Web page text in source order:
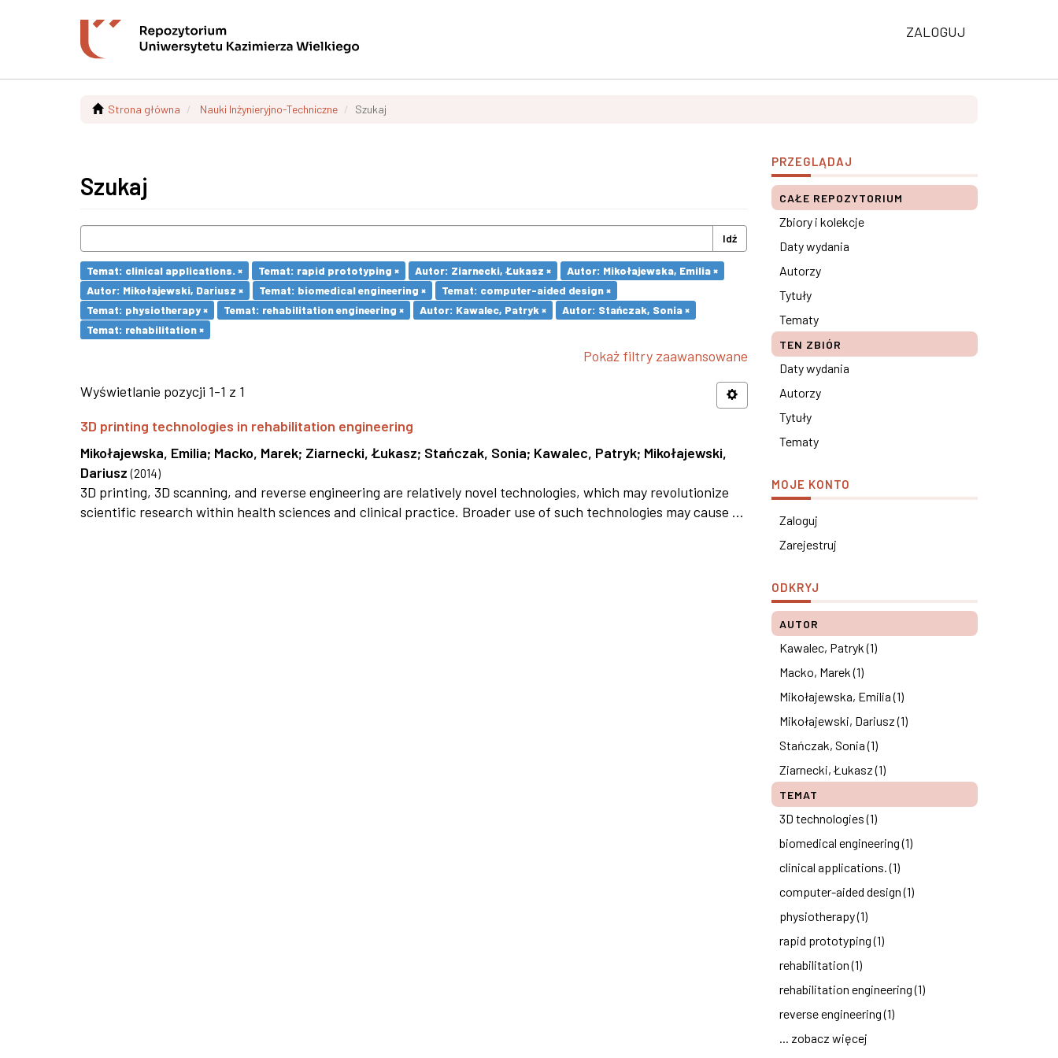
ZALOGUJ
Strona główna Nauki Inżynieryjno-Techniczne Szukaj
Szukaj
Idź
Temat: clinical applications. × Temat: rapid prototyping × Autor: Ziarnecki, Łukasz ×
Autor: Mikołajewska, Emilia ×
Autor: Mikołajewski, Dariusz ×
Temat: biomedical engineering ×
Temat: computer-aided design ×
Temat: physiotherapy ×
Temat: rehabilitation engineering × Autor: Kawalec, Patryk ×
Autor: Stańczak, Sonia ×
Temat: rehabilitation ×
Pokaż filtry zaawansowane
Wyświetlanie pozycji 1-1 z 1
3D printing technologies in rehabilitation engineering
Mikołajewska, Emilia; Macko, Marek; Ziarnecki, Łukasz; Stańczak, Sonia; Kawalec, Patryk; Mikołajewski,
Dariusz (2014)
3D printing, 3D scanning, and reverse engineering are relatively novel technologies, which may revolutionize
scientific research within health sciences and clinical practice. Broader use of such technologies may cause ...
PRZEGLĄDAJ
CAŁE REPOZYTORIUM
Zbiory i kolekcje
Daty wydania
Autorzy
Tytuły
Tematy
TEN ZBIÓR
Daty wydania
Autorzy
Tytuły
Tematy
MOJE KONTO
Zaloguj
Zarejestruj
ODKRYJ
AUTOR
Kawalec, Patryk (1)
Macko, Marek (1)
Mikołajewska, Emilia (1)
Mikołajewski, Dariusz (1)
Stańczak, Sonia (1)
Ziarnecki, Łukasz (1)
TEMAT
3D technologies (1)
biomedical engineering (1)
clinical applications. (1)
computer-aided design (1)
physiotherapy (1)
rapid prototyping (1)
rehabilitation (1)
rehabilitation engineering (1)
reverse engineering (1)
... zobacz więcej